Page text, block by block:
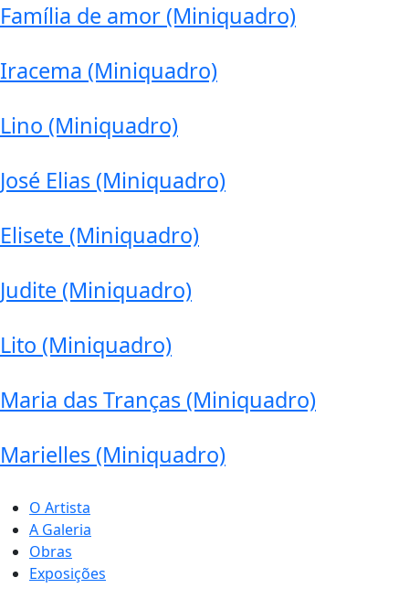
Família de amor (Miniquadro)
Iracema (Miniquadro)
Lino (Miniquadro)
José Elias (Miniquadro)
Elisete (Miniquadro)
Judite (Miniquadro)
Lito (Miniquadro)
Maria das Tranças (Miniquadro)
Marielles (Miniquadro)
O Artista
A Galeria
Obras
Exposições